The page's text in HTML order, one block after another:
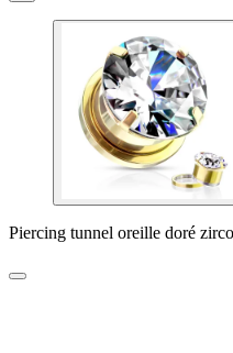
Piercing tunnel oreille doré